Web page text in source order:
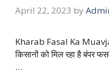
April 22, 2023 by
Kharab Fasal Ka
किसानों को मिल रहा है
…